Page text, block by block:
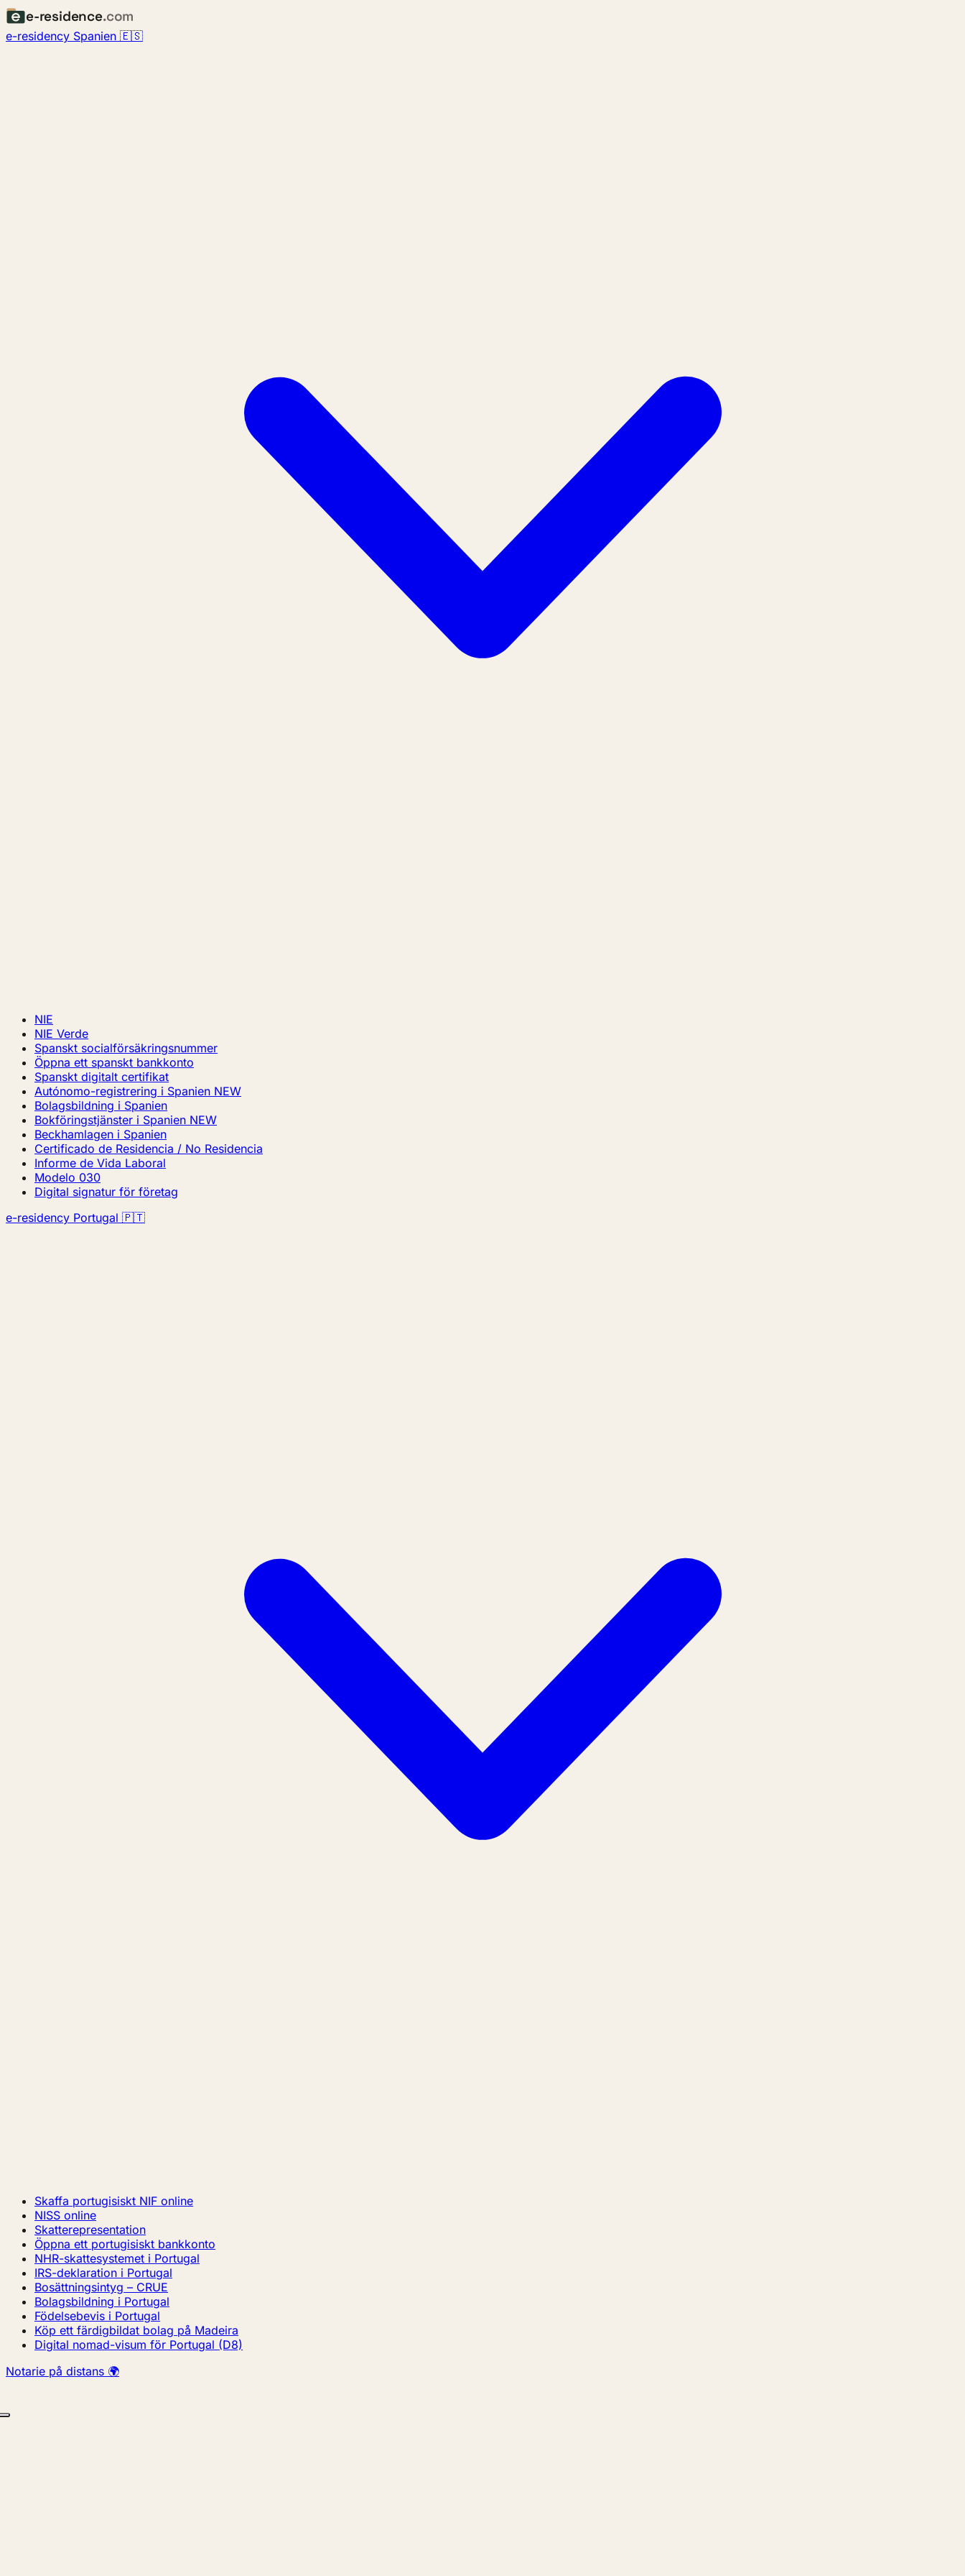
e-residence.com
e-residency Spanien 🇪🇸
NIE
NIE Verde
Spanskt socialförsäkringsnummer
Öppna ett spanskt bankkonto
Spanskt digitalt certifikat
Autónomo-registrering i Spanien NEW
Bolagsbildning i Spanien
Bokföringstjänster i Spanien NEW
Beckhamlagen i Spanien
Certificado de Residencia / No Residencia
Informe de Vida Laboral
Modelo 030
Digital signatur för företag
e-residency Portugal 🇵🇹
Skaffa portugisiskt NIF online
NISS online
Skatterepresentation
Öppna ett portugisiskt bankkonto
NHR-skattesystemet i Portugal
IRS-deklaration i Portugal
Bosättningsintyg – CRUE
Bolagsbildning i Portugal
Födelsebevis i Portugal
Köp ett färdigbildat bolag på Madeira
Digital nomad-visum för Portugal (D8)
Notarie på distans 🌍